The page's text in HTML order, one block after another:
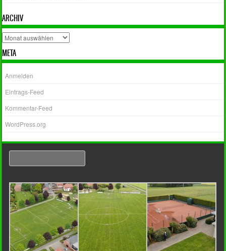
ARCHIV
Archiv
META
Anmelden
Eintrags-Feed
Kommentar-Feed
WordPress.org